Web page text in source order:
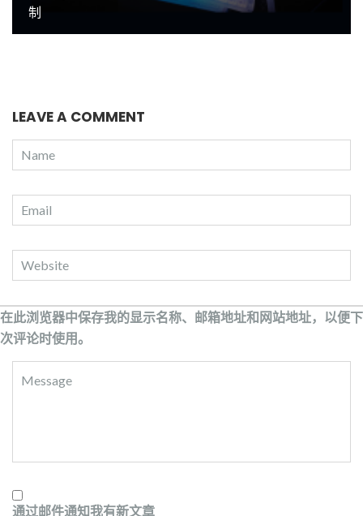
制
LEAVE A COMMENT
在此浏览器中保存我的显示名称、邮箱地址和网站地址，以便下
次评论时使用。
通过邮件通知我有新文章